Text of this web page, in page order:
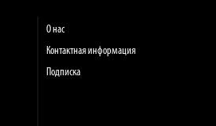
О нас
Контактная информация
Подписка